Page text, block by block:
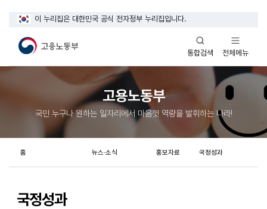
이 누리집은 대한민국 공식 전자정부 누리집입니다.
통합검색
열기
전체메뉴
열기
고용노동부
국민 누구나 원하는 일자리에서 마음껏 역량을 발휘하는 나라!
국정성과
홈 뉴스·소식 홍보자료 국정성과